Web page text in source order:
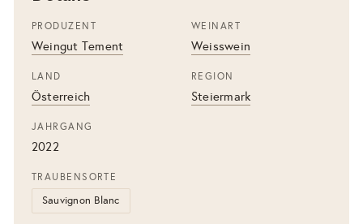
PRODUZENT
Weingut Tement
WEINART
Weisswein
LAND
Österreich
REGION
Steiermark
JAHRGANG
2022
TRAUBENSORTE
Sauvignon Blanc